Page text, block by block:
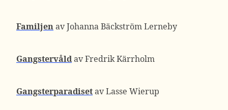
Familjenav Johanna Bäckström Lerneby
Gangstervåldav Fredrik Kärrholm
Gangsterparadisetav Lasse Wierup